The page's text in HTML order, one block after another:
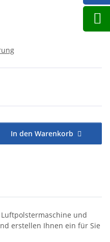
In den Warenkorb
und
erstellen Ihnen ein für Sie